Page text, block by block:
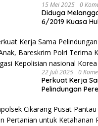
15 Mei 2025 0
Diduga
6/2019 Kuasa
Bandung Kota .
22 Juli 2025 0
Perkuat Kerja
Pelindungan
Kunjungan
nasional Korea